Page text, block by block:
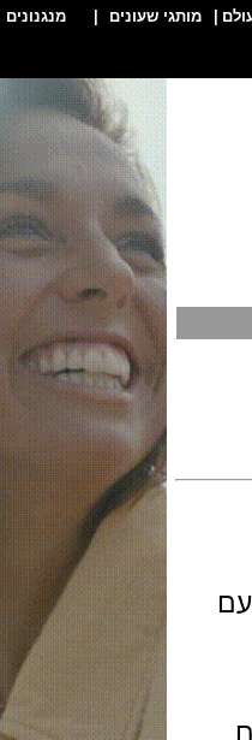
מותגי שעונים | מנגנונים |